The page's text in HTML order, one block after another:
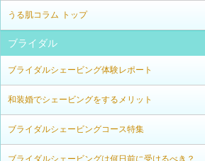
うる肌コラム トップ
ブライダル
ブライダルシェービング体験レポート
和装婚でシェービングをするメリット
ブライダルシェービングコース特集
ブライダルシェービングは何日前に受けるべき？